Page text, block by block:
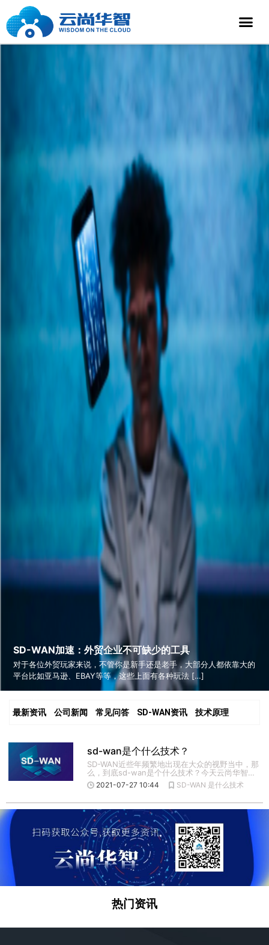
SD-WAN加速：外贸企业不可缺少的工具
对于各位外贸玩家来说，不管你是新手还是老手，大部分人都依靠大的
平台比如亚马逊、EBAY等等，这些上面有各种玩法 […]
最新资讯 公司新闻 常见问答 SD-WAN资讯 技术原理
sd-wan是个什么技术？
SD-WAN近些年频繁地出现在大众的视野当中，那
么，到底sd-wan是个什么技术？今天云尚华智就
带大家来了解一 […]
2021-07-27 10:44 SD-WAN 是什么技术
热门资讯